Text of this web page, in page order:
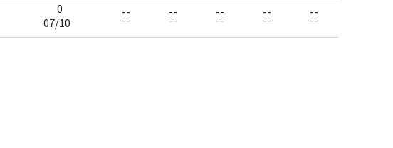
0
07/10
--
--
--
--
--
--
--
--
--
--